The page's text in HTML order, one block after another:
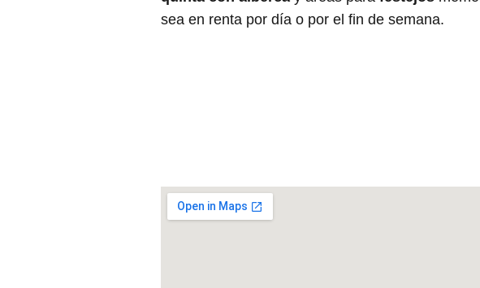
sea en renta por día o por el fin de semana.